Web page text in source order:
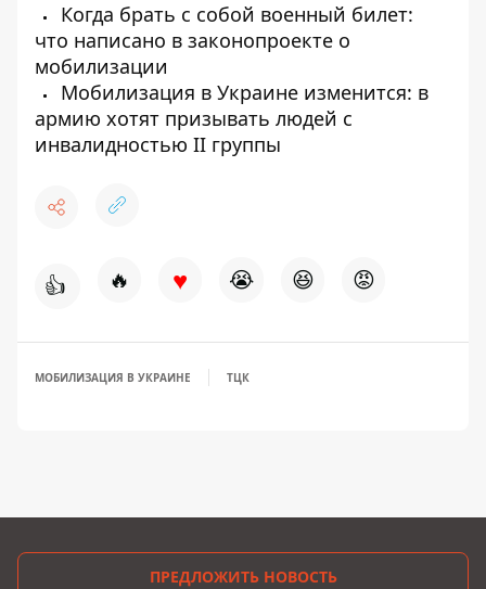
Когда брать с собой военный билет:
что написано в законопроекте о
мобилизации
Мобилизация в Украине изменится: в
армию хотят призывать людей с
инвалидностью II группы
👍 🔥 ♥ 😭 😆 😡
МОБИЛИЗАЦИЯ В УКРАИНЕ ТЦК
ПРЕДЛОЖИТЬ НОВОСТЬ